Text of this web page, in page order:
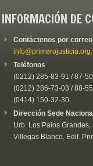
INFORMACIÓN DE
Contáctenos por
Teléfonos
(0212) 285-83-91 / 87-
(0212) 286-73-03 / 88-55
(0414) 150-32-30
Dirección Sede
Urb. Los Palos Grandes,
Villegas Blanco, Edif.